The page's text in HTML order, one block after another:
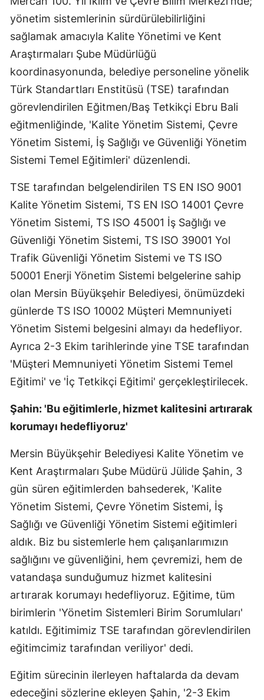
yönetim sistemlerinin sürdürülebilirliğini
sağlamak amacıyla Kalite Yönetimi ve Kent
Araştırmaları Şube Müdürlüğü
koordinasyonunda, belediye personeline yönelik
Türk Standartları Enstitüsü (TSE) tarafından
görevlendirilen Eğitmen/Baş Tetkikçi Ebru Bali
eğitmenliğinde, 'Kalite Yönetim Sistemi, Çevre
Yönetim Sistemi, İş Sağlığı ve Güvenliği Yönetim
Sistemi Temel Eğitimleri' düzenlendi.
TSE tarafından belgelendirilen TS EN ISO 9001
Kalite Yönetim Sistemi, TS EN ISO 14001 Çevre
Yönetim Sistemi, TS ISO 45001 İş Sağlığı ve
Güvenliği Yönetim Sistemi, TS ISO 39001 Yol
Trafik Güvenliği Yönetim Sistemi ve TS ISO
50001 Enerji Yönetim Sistemi belgelerine sahip
olan Mersin Büyükşehir Belediyesi, önümüzdeki
günlerde TS ISO 10002 Müşteri Memnuniyeti
Yönetim Sistemi belgesini almayı da hedefliyor.
Ayrıca 2-3 Ekim tarihlerinde yine TSE tarafından
'Müşteri Memnuniyeti Yönetim Sistemi Temel
Eğitimi' ve 'İç Tetkikçi Eğitimi' gerçekleştirilecek.
Şahin: 'Bu eğitimlerle, hizmet kalitesini artırarak
korumayı hedefliyoruz'
Mersin Büyükşehir Belediyesi Kalite Yönetim ve
Kent Araştırmaları Şube Müdürü Jülide Şahin, 3
gün süren eğitimlerden bahsederek, 'Kalite
Yönetim Sistemi, Çevre Yönetim Sistemi, İş
Sağlığı ve Güvenliği Yönetim Sistemi eğitimleri
aldık. Biz bu sistemlerle hem çalışanlarımızın
sağlığını ve güvenliğini, hem çevremizi, hem de
vatandaşa sunduğumuz hizmet kalitesini
artırarak korumayı hedefliyoruz. Eğitime, tüm
birimlerin 'Yönetim Sistemleri Birim Sorumluları'
katıldı. Eğitimimiz TSE tarafından görevlendirilen
eğitimcimiz tarafından veriliyor' dedi.
Eğitim sürecinin ilerleyen haftalarda da devam
edeceğini sözlerine ekleyen Şahin, '2-3 Ekim